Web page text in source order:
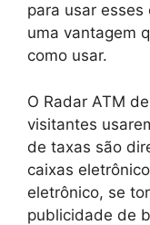
para usar esses
uma vantagem
como usar.
O Radar ATM
visitantes
de taxas são
caixas
eletrônico, se
publicidade de